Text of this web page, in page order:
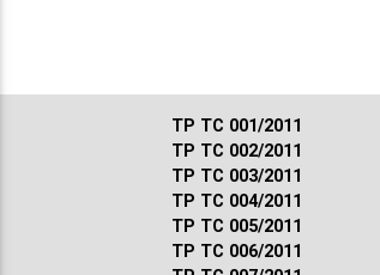
ТР ТС 001/2011
ТР ТС 002/2011
ТР ТС 003/2011
ТР ТС 004/2011
ТР ТС 005/2011
ТР ТС 006/2011